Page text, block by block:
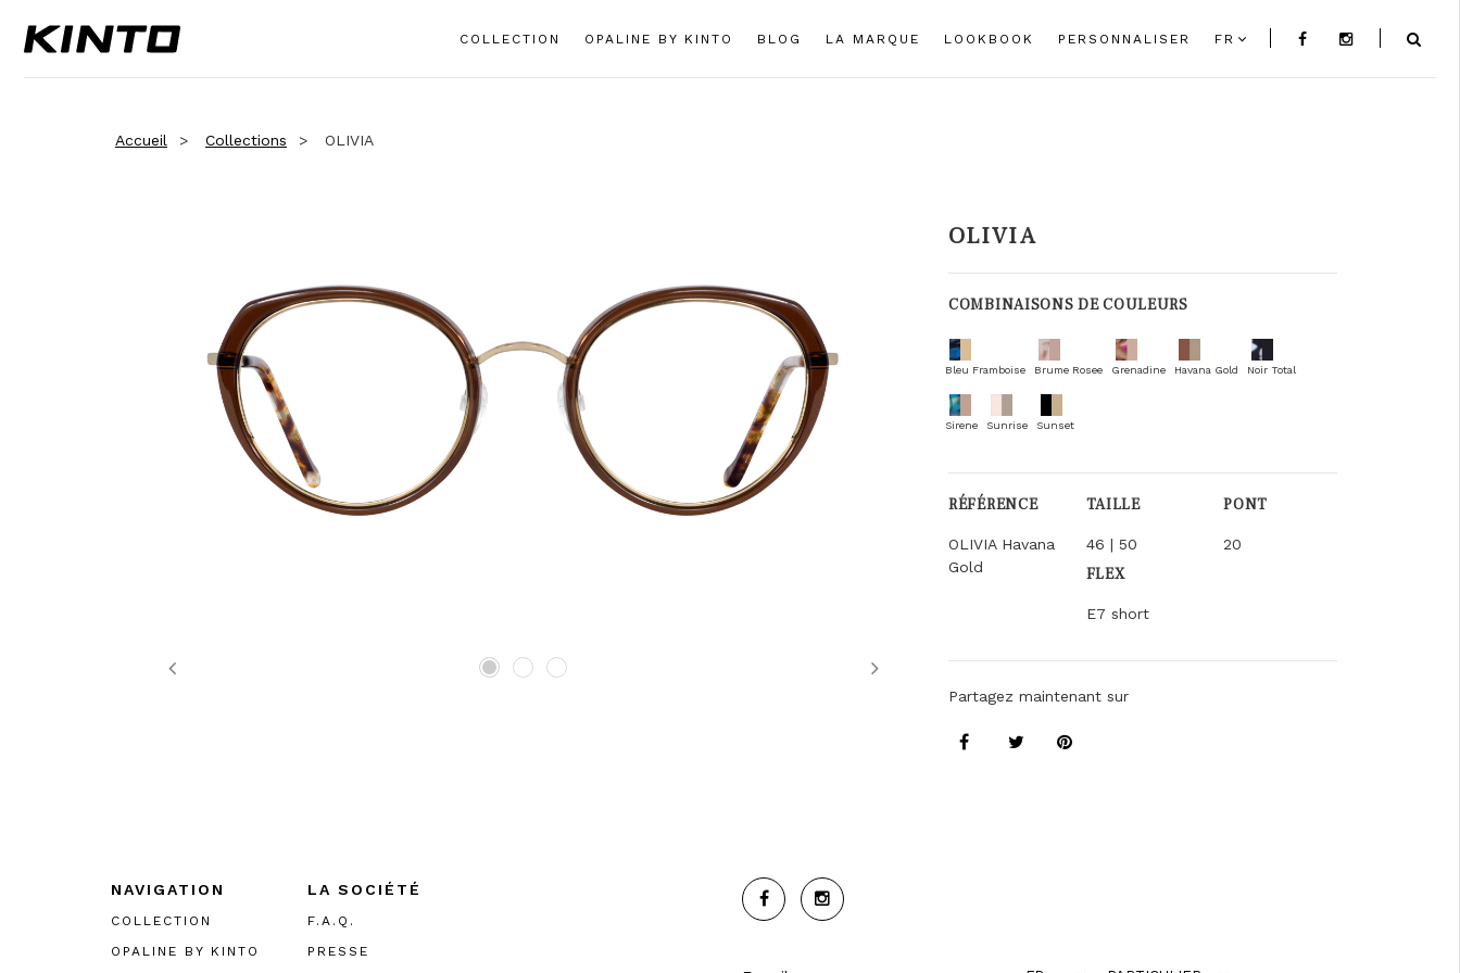
COLLECTION OPALINE BY KINTO BLOG LA MARQUE LOOKBOOK PERSONNALISER FR
Accueil Collections OLIVIA
Previous Next
OLIVIA
COMBINAISONS DE COULEURS
Bleu Framboise Brume Rosee Grenadine Havana Gold Noir Total
Sirene Sunrise Sunset
RÉFÉRENCE
OLIVIA Havana
Gold
TAILLE
46 | 50
PONT
20
FLEX
E7 short
Partagez maintenant sur
NAVIGATION
COLLECTION
OPALINE BY KINTO
LA SOCIÉTÉ
F.A.Q.
PRESSE